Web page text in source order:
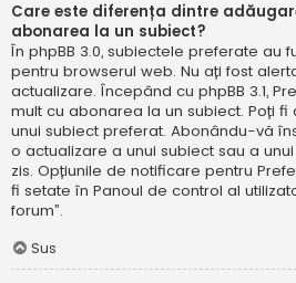
Care este diferența dintre
abonarea la un subiect?
În phpBB 3.0, subiectele preferate au
pentru browserul web. Nu ați fost
actualizare. Începând cu phpBB 3.1,
mult cu abonarea la un subiect. Poți
unui subiect preferat. Abonându-vă
o actualizare a unui subiect sau a
zis. Opțiunile de notificare pentru
fi setate în Panoul de control al
forum”.
Sus